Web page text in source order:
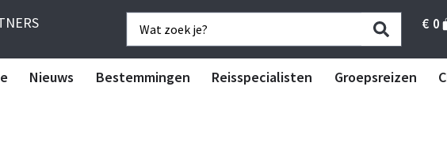
€ 0
Nieuws Bestemmingen Reisspecialisten Groepsreizen